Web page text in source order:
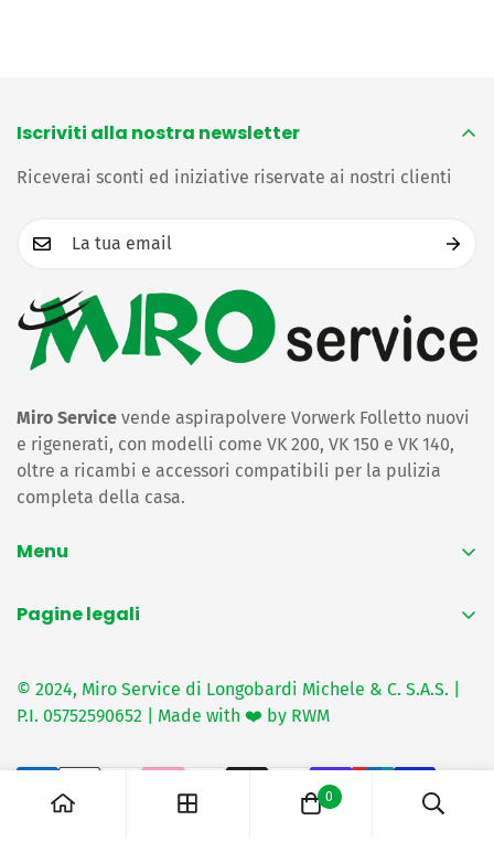
Miro Service vende aspirapolvere Vorwerk Folletto nuovi
e rigenerati, con modelli come VK 200, VK 150 e VK 140,
oltre a ricambi e accessori compatibili per la pulizia
completa della casa.
Menu
Folletto rigenerato
Sacchetti e filtri
Contattaci
Pagine legali
Termini e condizioni
Consegna e spedizioni
Resi e rimborsi
Recapiti
Iscriviti alla nostra newsletter
Riceverai sconti ed iniziative riservate ai nostri clienti
© 2024, Miro Service di Longobardi Michele & C. S.A.S. |
P.I. 05752590652 | Made with ❤️ by RWM
0